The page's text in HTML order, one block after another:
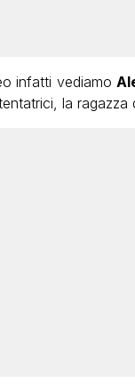
infatti vediamo
la